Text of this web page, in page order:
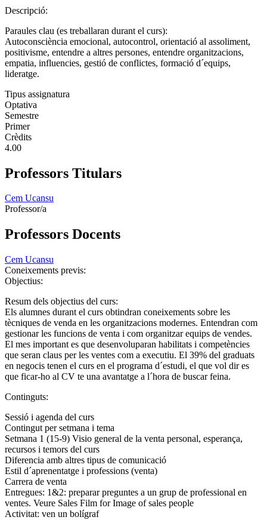
Descripció:
Paraules clau (es treballaran durant el curs):
Autoconsciència emocional, autocontrol, orientació al assoliment,
positivisme, entendre a altres persones, entendre organitzacions,
empatia, influencies, gestió de conflictes, formació d´equips,
lideratge.
Tipus assignatura
Optativa
Semestre
Primer
Crèdits
4.00
Professors Titulars
Cem Ucansu
Professor/a
Professors Docents
Cem Ucansu
Coneixements previs:
Objectius:
Resum dels objectius del curs:
Els alumnes durant el curs obtindran coneixements sobre les
tècniques de venda en les organitzacions modernes. Entendran com
gestionar les funcions de venta i com organitzar equips de vendes.
El mes important es que desenvoluparan habilitats i competències
que seran claus per les ventes com a executiu. El 39% del graduats
en negocis tenen el curs en el programa d´estudi, el que vol dir es
que ficar-ho al CV te una avantatge a l´hora de buscar feina.
Continguts:
Sessió i agenda del curs
Contingut per setmana i tema
Setmana 1 (15-9) Visio general de la venta personal, esperança,
recursos i temors del curs
Diferencia amb altres tipus de comunicació
Estil d´aprenentatge i professions (venta)
Carrera de venta
Entregues: 1&2: preparar preguntes a un grup de professional en
ventes. Veure Sales Film for Image of sales people
Activitat: ven un bolígraf